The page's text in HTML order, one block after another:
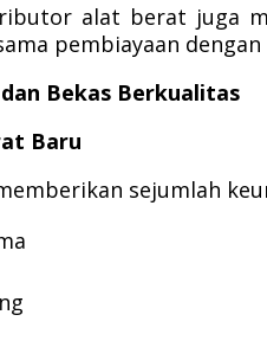
alat berat juga
pembiayaan
Bekas Berkualitas
Baru
sejumlah